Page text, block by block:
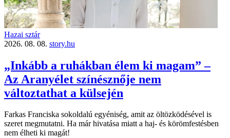
Hazai sztár
2026. 08. 08. story.hu
„Inkább a ruhákban élem ki magam” –
Az Aranyélet színésznője nem
változtathat a külsején
Farkas Franciska sokoldalú egyéniség, amit az öltözködésével is
szeret megmutatni. Ha már hivatása miatt a haj- és körömfestésben
nem élheti ki magát!